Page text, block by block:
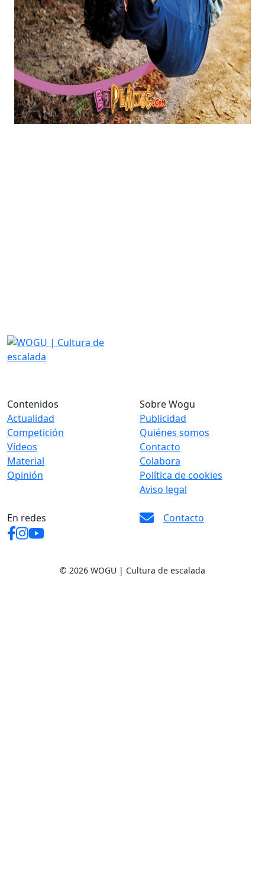
Contenidos
Actualidad
Competición
Vídeos
Material
Opinión
Sobre Wogu
Publicidad
Quiénes somos
Contacto
Colabora
Política de cookies
Aviso legal
En redes Contacto
© 2026 WOGU | Cultura de escalada